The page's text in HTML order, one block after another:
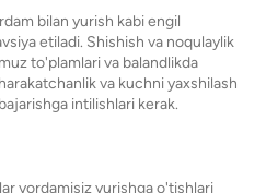
bilan yurish kabi engil
etiladi. Shishish va noqulaylik
to'plamlari va balandlikda
va kuchni yaxshilash
intilishlari kerak.
yordamisiz yurishga o'tishlari